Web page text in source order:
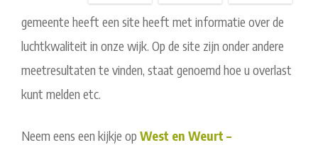
gemeente heeft een site heeft met informatie over de
luchtkwaliteit in onze wijk. Op de site zijn onder andere
meetresultaten te vinden, staat genoemd hoe u overlast
kunt melden etc.
Neem eens een kijkje op West en Weurt –